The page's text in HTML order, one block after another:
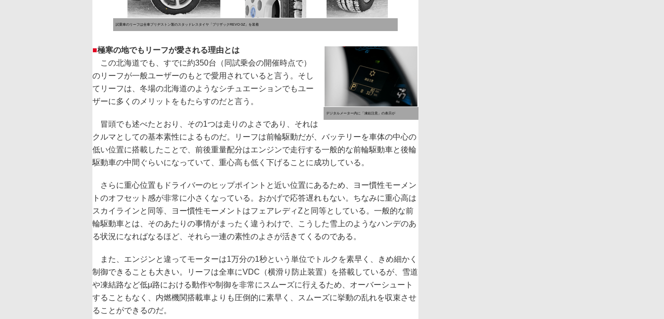
試乗車のリーフは全車ブリヂストン製のスタッドレスタイヤ「ブリザックREVO GZ」を装着
デジタルメーター内に「凍結注意」の表示が
■極寒の地でもリーフが愛される理由とは
この北海道でも、すでに約350台（同試乗会の開催時点で）
のリーフが一般ユーザーのもとで愛用されていると言う。そし
てリーフは、冬場の北海道のようなシチュエーションでもユー
ザーに多くのメリットをもたらすのだと言う。
冒頭でも述べたとおり、その1つは走りのよさであり、それは
クルマとしての基本素性によるものだ。リーフは前輪駆動だが、バッテリーを車体の中心の
低い位置に搭載したことで、前後重量配分はエンジンで走行する一般的な前輪駆動車と後輪
駆動車の中間ぐらいになっていて、重心高も低く下げることに成功している。
さらに重心位置もドライバーのヒップポイントと近い位置にあるため、ヨー慣性モーメン
トのオフセット感が非常に小さくなっている。おかげで応答遅れもない。ちなみに重心高は
スカイラインと同等、ヨー慣性モーメントはフェアレディZと同等としている。一般的な前
輪駆動車とは、そのあたりの事情がまったく違うわけで、こうした雪上のようなハンデのあ
る状況になればなるほど、それら一連の素性のよさが活きてくるのである。
また、エンジンと違ってモーターは1万分の1秒という単位でトルクを素早く、きめ細かく
制御できることも大きい。リーフは全車にVDC（横滑り防止装置）を搭載しているが、雪道
や凍結路など低μ路における動作や制御を非常にスムーズに行えるため、オーバーシュート
することもなく、内燃機関搭載車よりも圧倒的に素早く、スムーズに挙動の乱れを収束させ
ることができるのだ。